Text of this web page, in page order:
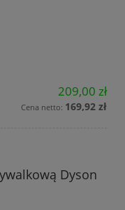
209,00 zł
Cena netto: 169,92 zł
Dyson